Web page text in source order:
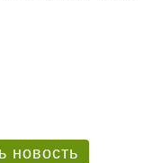
новость